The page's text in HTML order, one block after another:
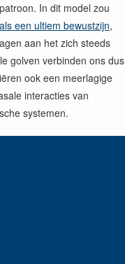
In dit model zou
een ultiem bewustzijn,
aan het zich steeds
golven verbinden ons dus
ook een meerlagige
interacties van
systemen.